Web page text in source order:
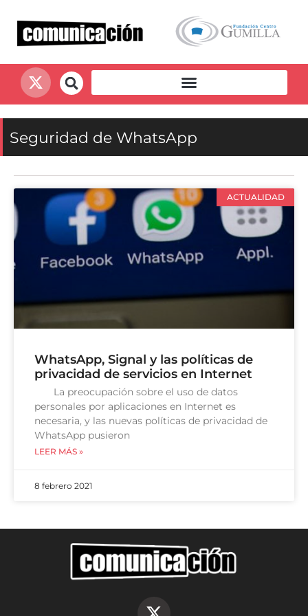
Seguridad de WhatsApp
ACTUALIDAD
WhatsApp, Signal y las políticas de
privacidad de servicios en Internet
La preocupación sobre el uso de datos
personales por aplicaciones en Internet es
necesaria, y las nuevas políticas de privacidad de
WhatsApp pusieron
LEER MÁS »
8 febrero 2021